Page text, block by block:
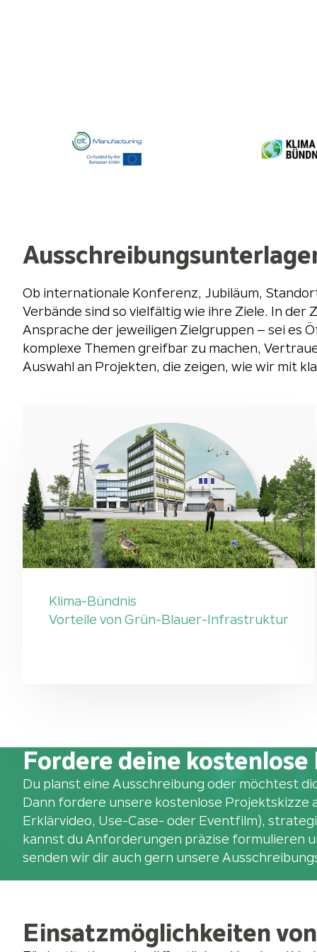
Ob internationale Konferenz, Jubiläum,
Verbände sind so vielfältig wie ihre Ziele. In
Ansprache der jeweiligen Zielgruppen – sei es
komplexe Themen greifbar zu machen,
Auswahl an Projekten, die zeigen, wie wir mit
Klima-Bündnis
Vorteile von Grün-Blauer-Infrastruktur
Fordere deine
Du planst eine Ausschreibung oder möchtest
Dann fordere unsere kostenlose Projektskizze
Erklärvideo, Use-Case- oder Eventfilm),
kannst du Anforderungen präzise formulieren
senden wir dir auch gern unsere
Einsatzmöglichkeiten